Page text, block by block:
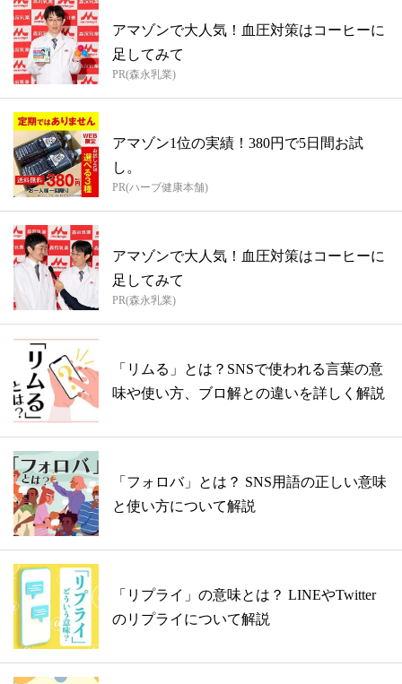
アマゾンで大人気！血圧対策はコーヒーに
足してみて
PR(森永乳業)
アマゾン1位の実績！380円で5日間お試
し。
PR(ハーブ健康本舗)
アマゾンで大人気！血圧対策はコーヒーに
足してみて
PR(森永乳業)
「リムる」とは？SNSで使われる言葉の意
味や使い方、ブロ解との違いを詳しく解説
「フォロバ」とは？ SNS用語の正しい意味
と使い方について解説
「リプライ」の意味とは？ LINEやTwitter
のリプライについて解説